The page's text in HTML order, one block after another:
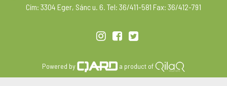
Cím: 3304 Eger, Sánc u. 6. Tel: 36/411-581 Fax: 36/412-791
Powered by a product of